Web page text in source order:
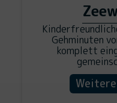
Gehminuten
komplett